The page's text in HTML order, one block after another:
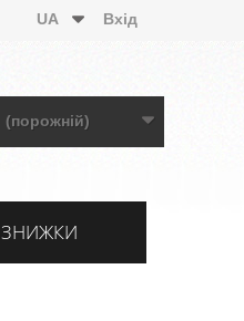
Вхід
UA
(порожній)
ЗНИЖКИ